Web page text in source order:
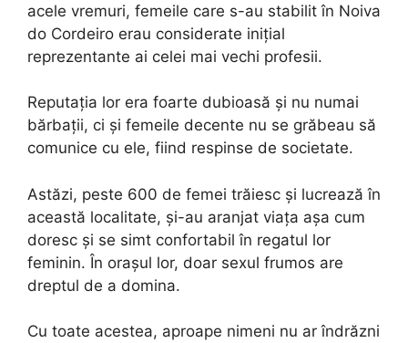
acele vremuri, femeile care s-au stabilit în Noiva
do Cordeiro erau considerate inițial
reprezentante ai celei mai vechi profesii.
Reputația lor era foarte dubioasă și nu numai
bărbații, ci și femeile decente nu se grăbeau să
comunice cu ele, fiind respinse de societate.
Astăzi, peste 600 de femei trăiesc și lucrează în
această localitate, și-au aranjat viața așa cum
doresc și se simt confortabil în regatul lor
feminin. În orașul lor, doar sexul frumos are
dreptul de a domina.
Cu toate acestea, aproape nimeni nu ar îndrăzni